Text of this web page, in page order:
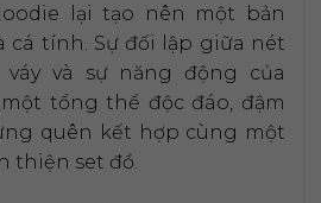
lại tạo nên một bản
cá tính. Sự đối lập giữa nét
và sự năng động của
tổng thể độc đáo, đậm
quên kết hợp cùng một
thiện set đồ.